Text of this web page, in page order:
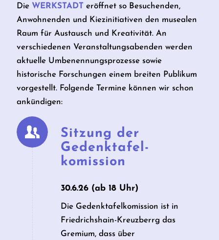
Die WERKSTADTeröffnet so Besuchenden,
Anwohnenden und Kiezinitiativen den musealen
Raum für Austausch und Kreativität. An
verschiedenen Veranstaltungsabenden werden
aktuelle Umbenennungsprozesse sowie
historische Forschungen einem breiten Publikum
vorgestellt. Folgende Termine können wir schon
ankündigen:
Sitzung der
Gedenktafel­
komission
30.6.26 (ab 18 Uhr)
Die Gedenktafelkomission ist in
Friedrichshain-Kreuzberrg das
Gremium, dass über